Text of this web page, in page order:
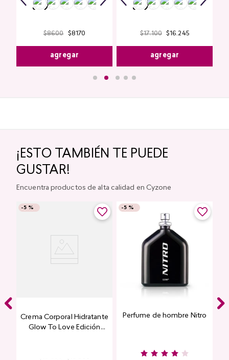
$8600 $8170
agregar
$17.100 $ 16.245
agregar
¡ESTO TAMBIÉN TE PUEDE
GUSTAR!
Encuentra productos de alta calidad en Cyzone
-5 %
Crema Corporal Hidratante
Glow To Love Edición
-5 %
Perfume de hombre Nitro